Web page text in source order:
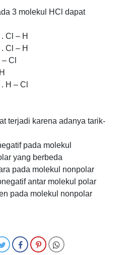
3 molekul HCl dapat
Cl – H
Cl – H
Cl
H – Cl
terjadi karena adanya tarik-
pada molekul
yang berbeda
pada molekul nonpolar
antar molekul polar
pada molekul nonpolar